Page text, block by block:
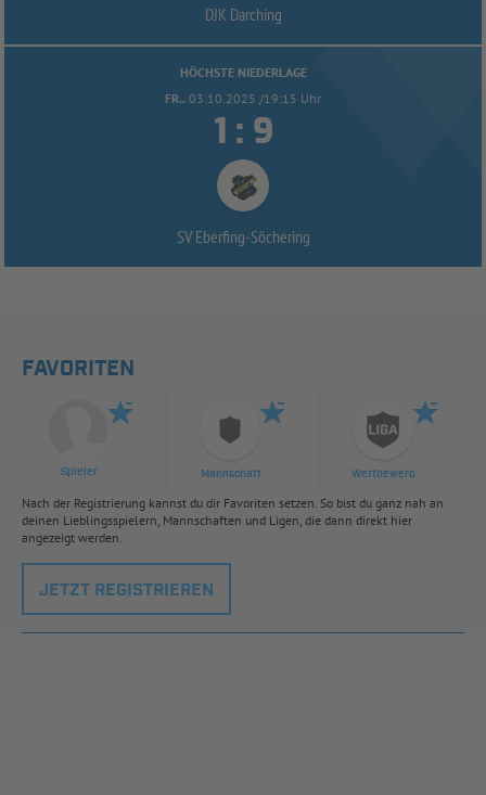
DJK Darching
HÖCHSTE NIEDERLAGE
FR.. 03.10.2025 /19:15 Uhr
 : 
SV Eberfing-Söchering
FAVORITEN
Spieler Mannschaft Wettbewerb
Nach der Registrierung kannst du dir Favoriten setzen. So bist du ganz nah an
deinen Lieblingsspielern, Mannschaften und Ligen, die dann direkt hier
angezeigt werden.
JETZT REGISTRIEREN